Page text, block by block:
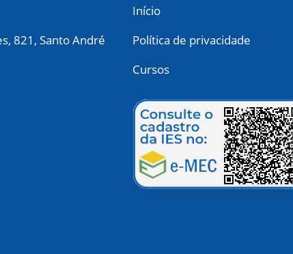
821, Santo André
Início
Política de privacidade
Cursos